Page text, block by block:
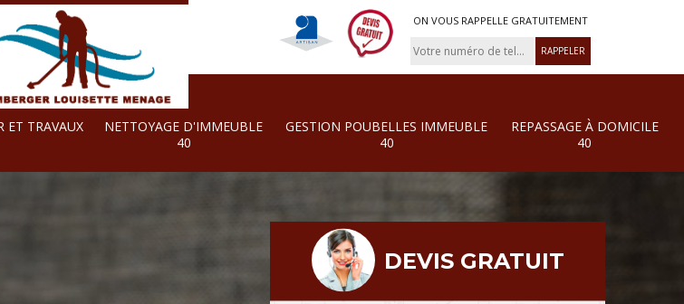
ON VOUS RAPPELLE GRATUITEMENT
ET TRAVAUX
NETTOYAGE D'IMMEUBLE
40
GESTION POUBELLES IMMEUBLE
40
REPASSAGE À DOMICILE
40
DEVIS GRATUIT